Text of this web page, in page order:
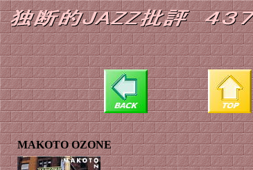
MAKOTO OZONE